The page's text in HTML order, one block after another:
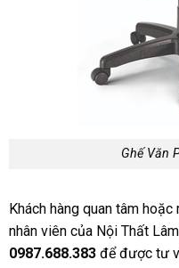
Ghế Văn
Khách hàng quan tâm
nhân viên của Nội Thất
0987.688.383 để được tư